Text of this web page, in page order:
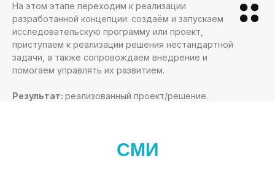
На этом этапе переходим к реализации
разработанной концепции: создаём и запускаем
исследовательскую программу или проект,
приступаем к реализации решения нестандартной
задачи, а также сопровождаем внедрение и
помогаем управлять их развитием.
Результат: реализованный проект/решение.
СМИ